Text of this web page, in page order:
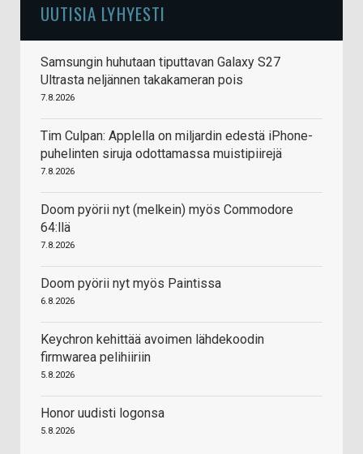
UUTISIA LYHYESTI
Samsungin huhutaan tiputtavan Galaxy S27
Ultrasta neljännen takakameran pois
7.8.2026
Tim Culpan: Applella on miljardin edestä iPhone-
puhelinten siruja odottamassa muistipiirejä
7.8.2026
Doom pyörii nyt (melkein) myös Commodore
64:llä
7.8.2026
Doom pyörii nyt myös Paintissa
6.8.2026
Keychron kehittää avoimen lähdekoodin
firmwarea pelihiiriin
5.8.2026
Honor uudisti logonsa
5.8.2026